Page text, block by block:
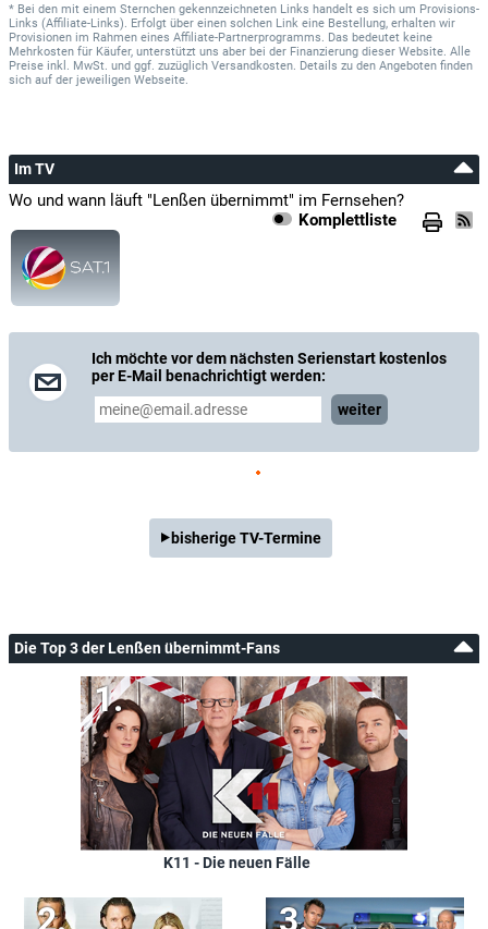
* Bei den mit einem Sternchen gekennzeichneten Links handelt es sich um Provisions-
Links (Affiliate-Links). Erfolgt über einen solchen Link eine Bestellung, erhalten wir
Provisionen im Rahmen eines Affiliate-Partnerprogramms. Das bedeutet keine
Mehrkosten für Käufer, unterstützt uns aber bei der Finanzierung dieser Website. Alle
Preise inkl. MwSt. und ggf. zuzüglich Versandkosten. Details zu den Angeboten finden
sich auf der jeweiligen Webseite.
Im TV
Wo und wann läuft "Lenßen übernimmt" im Fernsehen?
Komplettliste
Ich möchte vor dem nächsten Serienstart kostenlos
per E-Mail benachrichtigt werden:
weiter
bisherige TV-Termine
Die Top 3 der Lenßen übernimmt-Fans
K11 - Die neuen Fälle